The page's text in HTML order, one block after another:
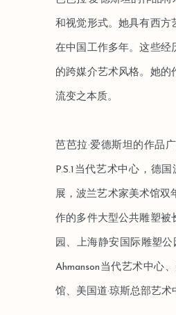
和视觉形式。她具有西方
在中国工作多年。这些经
的跨媒介艺术风格。她
流变之本质。
芭芭拉·爱德斯坦的作品
P.S.1当代艺术中心，德
展，波兰艺术家美术馆双
作的多件大型公共雕塑被
园、上海静安国际雕塑
Ahmanson当代艺术中心
馆、美国道·琼斯总部艺